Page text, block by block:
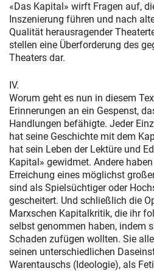
«Das Kapital» wirft Fragen auf,
Inszenierung führen und nach
Qualität herausragender
stellen eine Überforderung des
Theaters dar.
IV.
Worum geht es nun in diesem
Erinnerungen an ein Gespenst,
Handlungen befähigte. Jeder
hat seine Geschichte mit dem
hat sein Leben der Lektüre und
Kapital» gewidmet. Andere
Erreichung eines möglichst
sind als Spielsüchtiger oder
gescheitert. Und schließlich die
Marxschen Kapitalkritik, die ihr
selbst genommen haben, indem
Schaden zufügen wollten. Sie
seinen unterschiedlichen
Warentauschs (Ideologie), als